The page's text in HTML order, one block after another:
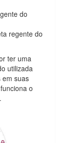
do
regente do
ter uma
utilizada
em suas
o